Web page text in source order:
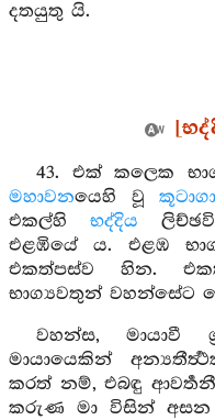
දතයුතු යි.
43. එක් කලෙක
මහාවනයෙහි වූ
එකල්හි භද්දිය
එළඹියේ ය. එළඹ
එකත්පස්ව හින.
භාග්‍යවතුන් වහන්සේට
වහන්ස, මායාවී
මායායෙකින්
කරත් නම්, එබඳු
කරුණ මා විසින් අසන